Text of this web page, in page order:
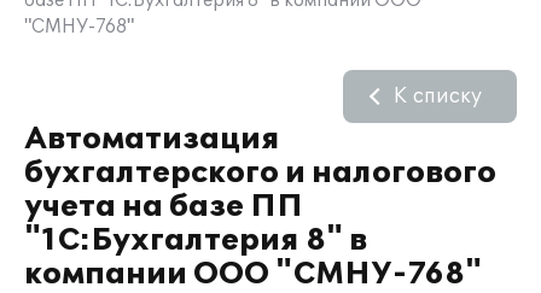
"СМНУ-768"
Автоматизация
бухгалтерского и налогового
учета на базе ПП
"1С:Бухгалтерия 8" в
компании ООО "СМНУ-768"
К списку